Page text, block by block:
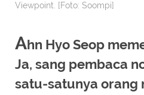
Viewpoint. [Foto: Soompi]
Ahn Hyo Seop
Ja, sang pembaca
satu-satunya orang